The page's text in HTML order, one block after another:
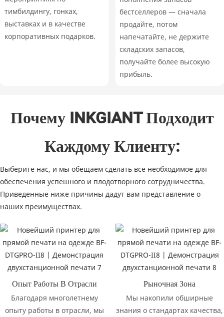
тимбилдингу, гонках,
выставках и в качестве
корпоративных подарков.
бестселлеров — сначала
продайте, потом
напечатайте, не держите
складских запасов,
получайте более высокую
прибыль.
Почему INKGIANT Подходит
Каждому Клиенту:
Выберите нас, и мы обещаем сделать все необходимое для
обеспечения успешного и плодотворного сотрудничества.
Приведенные ниже причины дадут вам представление о
наших преимуществах.
Опыт Работы В Отрасли
Благодаря многолетнему
опыту работы в отрасли, мы
Рыночная Зона
Мы накопили обширные
знания о стандартах качества,